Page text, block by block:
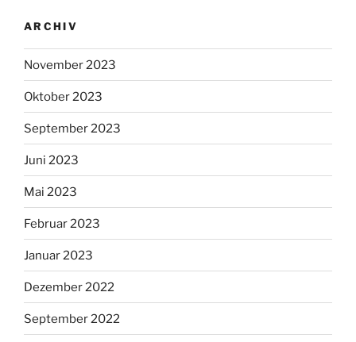
ARCHIV
November 2023
Oktober 2023
September 2023
Juni 2023
Mai 2023
Februar 2023
Januar 2023
Dezember 2022
September 2022